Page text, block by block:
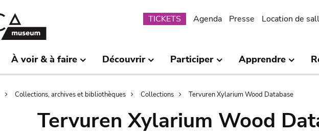
Submenu
TICKETS Agenda Presse Location de
À voir & à faire Découvrir Participer Apprendre
Collections, archives et bibliothèques Collections Tervuren Xylarium Wood Database
Tervuren Xylarium Wood